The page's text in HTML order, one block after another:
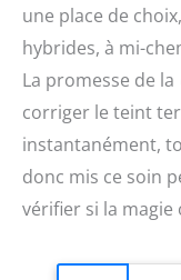
une place de
hybrides, à mi-
La promesse de la
corriger le teint
instantanément,
donc mis ce soin
vérifier si la